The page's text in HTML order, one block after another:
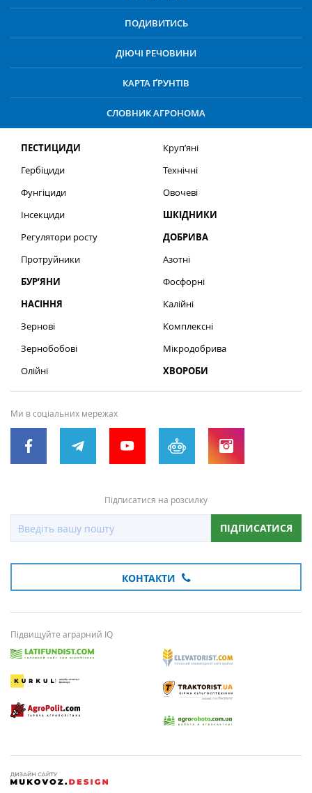
ПОДИВИТИСЬ
ДІЮЧІ РЕЧОВИНИ
КАРТА ҐРУНТІВ
СЛОВНИК АГРОНОМА
ПЕСТИЦИДИ
Гербіциди
Фунгіциди
Інсекциди
Регулятори росту
Протруйники
БУР’ЯНИ
НАСІННЯ
Зернові
Зернобобові
Олійні
Круп’яні
Технічні
Овочеві
ШКІДНИКИ
ДОБРИВА
Азотні
Фосфорні
Калійні
Комплексні
Мікродобрива
ХВОРОБИ
Ми в соціальних мережах
Підписатися на розсилку
ПІДПИСАТИСЯ
КОНТАКТИ
Підвищуйте аграрний IQ